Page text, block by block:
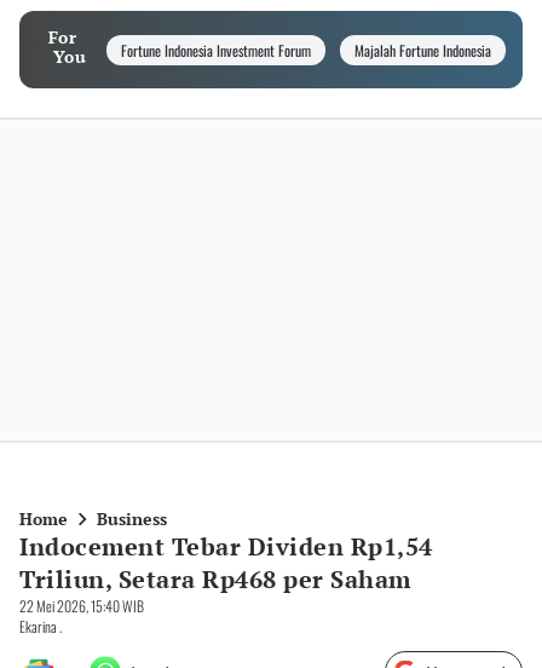
For
You
Fortune Indonesia Investment Forum Majalah Fortune Indonesia
Home Business
Indocement Tebar Dividen Rp1,54
Triliun, Setara Rp468 per Saham
22 Mei 2026, 15:40 WIB
Ekarina .